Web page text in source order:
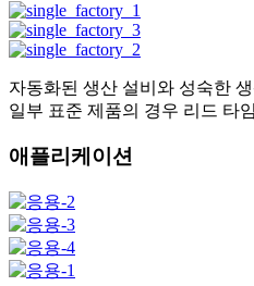
자동화된 생산 설비와 성숙한
일부 표준 제품의 경우 리드 타
애플리케이션